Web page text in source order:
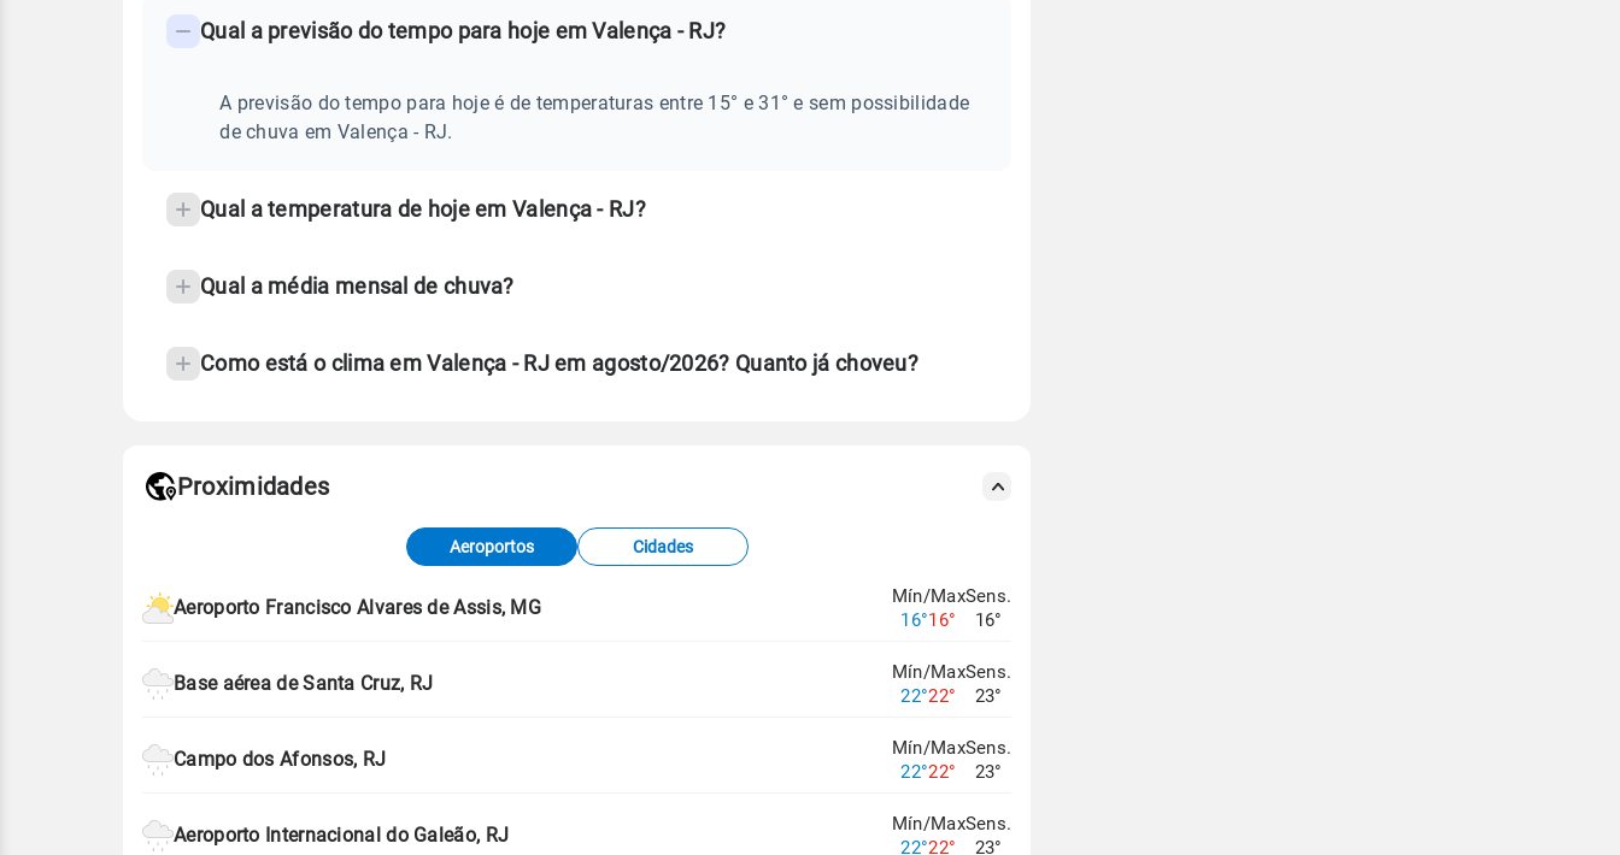
PREVISÃO
frequentes
temperatura
Qual a previsão do tempo para hoje em Valença - RJ?
A previsão do tempo para hoje é de temperaturas entre 15° e 31° e sem possibilidade
de chuva em Valença - RJ.
Qual a temperatura de hoje em Valença - RJ?
Qual a média mensal de chuva?
Como está o clima em Valença - RJ em agosto/2026? Quanto já choveu?
de Tempo e Estudos Climáticos (CPTEC).
Proximidades
Aeroportos Cidades
Aeroporto Francisco Alvares de Assis, MG
Mín/Max
16°16°
Sens.
16°
Base aérea de Santa Cruz, RJ
Mín/Max
22°22°
Sens.
23°
Campo dos Afonsos, RJ
Mín/Max
22°22°
Sens.
23°
Aeroporto Internacional do Galeão, RJ
Mín/Max
22°22°
Sens.
23°